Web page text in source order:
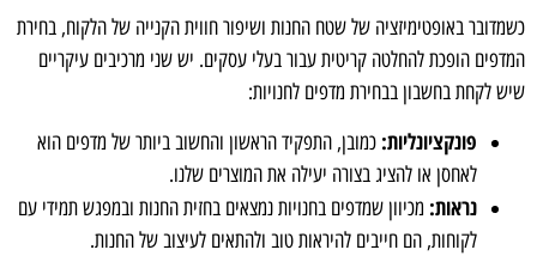
כשמדובר באופטימיזציה של שטח החנות ושיפור חווית הקנייה של הלקוח, בחירת
המדפים הופכת להחלטה קריטית עבור בעלי עסקים. יש שני מרכיבים עיקריים
שיש לקחת בחשבון בבחירת מדפים לחנויות:
פונקציונליות: כמובן, התפקיד הראשון והחשוב ביותר של מדפים הוא
לאחסן או להציג בצורה יעילה את המוצרים שלנו.
נראות: מכיוון שמדפים בחנויות נמצאים בחזית החנות ובמפגש תמידי עם
לקוחות, הם חייבים להיראות טוב ולהתאים לעיצוב של החנות.